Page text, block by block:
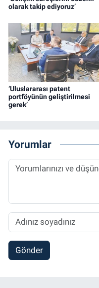
olarak takip ediyoruz’
‘Uluslararası patent
portföyünün geliştirilmesi
gerek’
Yorumlar
Gönder